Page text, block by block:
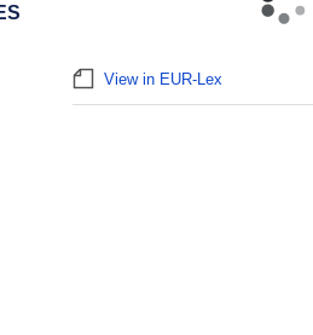
View in EUR-Lex